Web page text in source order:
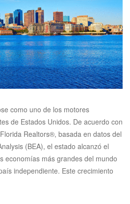
como uno de los motores
de Estados Unidos. De acuerdo con
Realtors®, basada en datos del
(BEA), el estado alcanzó el
economías más grandes del mundo
independiente. Este crecimiento